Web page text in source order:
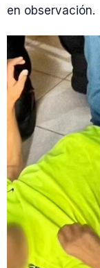
en observación.